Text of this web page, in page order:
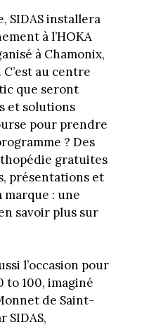
SIDAS installera
à l’HOKA
à Chamonix,
au centre
que seront
et solutions
pour prendre
? Des
gratuites
présentations et
: une
savoir plus sur
l’occasion pour
100, imaginé
de Saint-
SIDAS,